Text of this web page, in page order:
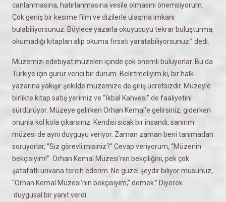
canlanmasına, hatırlanmasına vesile olmasını önemsiyorum.
Çok geniş bir kesime film ve dizilerle ulaşma imkanı
bulabiliyorsunuz. Böylece yazarla okuyucuyu tekrar buluşturma,
okumadığı kitapları alıp okuma fırsatı yaratabiliyorsunuz.’’ dedi.
Müzemizi edebiyat müzeleri içinde çok önemli buluyorlar. Bu da
Türkiye için gurur verici bir durum. Belirtmeliyim ki, bir halk
yazarına yakışır şekilde müzemize de giriş ücretsizdir. Müzeyle
birlikte kitap satış yerimiz ve “İkbal Kahvesi’’ de faaliyetini
sürdürüyor. Müzeye gelirken Orhan Kemal’e gelirsiniz, giderken
onunla kol kola çıkarsınız. Kendisi sıcak bir insandı, sanırım
müzesi de aynı duyguyu veriyor. Zaman zaman beni tanımadan
soruyorlar, “Siz görevli misiniz?” Cevap veriyorum, “Müzenin
bekçisiyim!”. Orhan Kemal Müzesi’nin bekçiliğini, pek çok
şatafatlı unvana tercih ederim. Ne güzel şeydir biliyor musunuz,
“Orhan Kemal Müzesi’nin bekçisiyim,” demek.’’ Diyerek
duygusal bir yanıt verdi.